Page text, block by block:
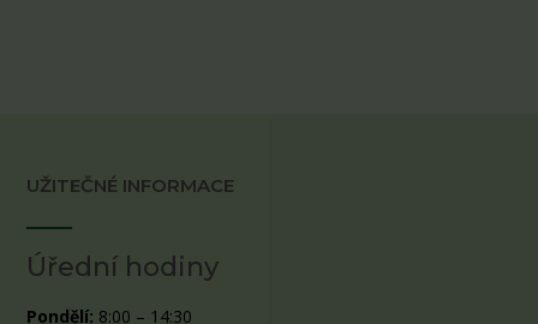
UŽITEČNÉ INFORMACE
Úřední hodiny
Pondělí: 8:00 – 14:30